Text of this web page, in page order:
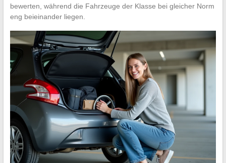
bewerten, während die Fahrzeuge der Klasse bei gleicher Norm
eng beieinander liegen.